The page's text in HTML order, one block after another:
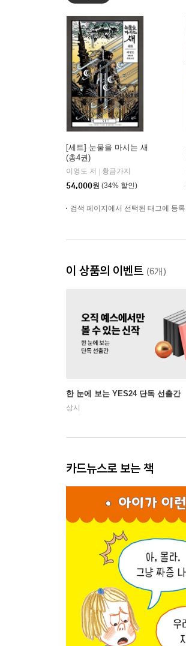
[세트] 눈물을 마시는 새
(총4권)
이영도 저
황금가지
54,000원 (34% 할인)
검색 페이지에서 선택된 태그에 등
이 상품의 이벤트 (6개)
한 눈에 보는 YES24 단독 선출간
상시
카드뉴스로 보는 책